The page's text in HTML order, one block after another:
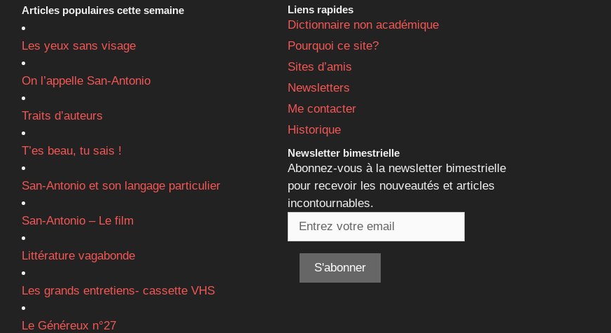
Articles populaires cette semaine
Les yeux sans visage
On l’appelle San-Antonio
Traits d’auteurs
T’es beau, tu sais !
San-Antonio et son langage particulier
San-Antonio – Le film
Littérature vagabonde
Les grands entretiens- cassette VHS
Le Généreux n°27
Liens rapides
Dictionnaire non académique
Pourquoi ce site?
Sites d’amis
Newsletters
Me contacter
Historique
Newsletter bimestrielle
Abonnez-vous à la newsletter bimestrielle
pour recevoir les nouveautés et articles
incontournables.